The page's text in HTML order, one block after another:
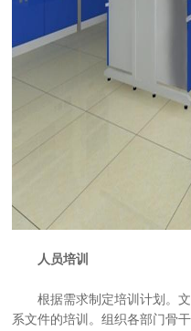
人员培训
根据需求制定培训计划。文
系文件的培训。组织各部门骨